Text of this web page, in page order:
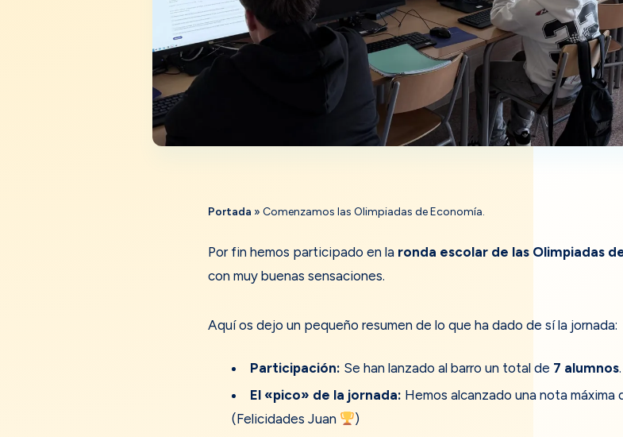
Portada » Comenzamos las Olimpiadas de Economía.
Por fin hemos participado en la ronda escolar de las Olimpiadas
con muy buenas sensaciones.
Aquí os dejo un pequeño resumen de lo que ha dado de sí la jornada:
Participación: Se han lanzado al barro un total de 7 alumnos.
El «pico» de la jornada: Hemos alcanzado una nota máxima
(Felicidades Juan
)